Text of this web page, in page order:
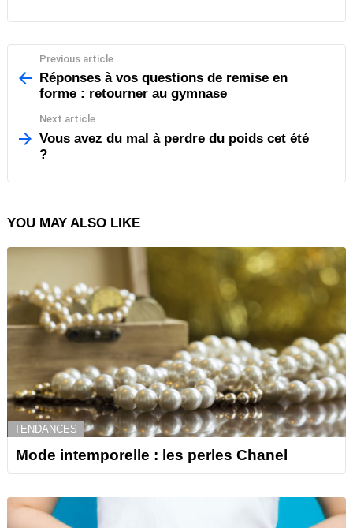
more
Previous article
Réponses à vos questions de remise en
forme : retourner au gymnase
Next article
Vous avez du mal à perdre du poids cet été
?
YOU MAY ALSO LIKE
TENDANCES
Mode intemporelle : les perles Chanel